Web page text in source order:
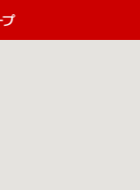
郵便局・日本郵政グループ